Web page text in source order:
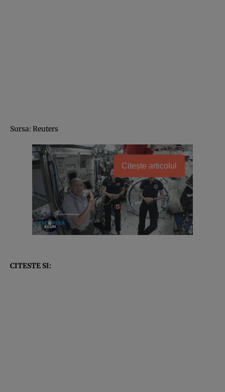
Sursa: Reuters
Citește articolul
CITESTE SI: